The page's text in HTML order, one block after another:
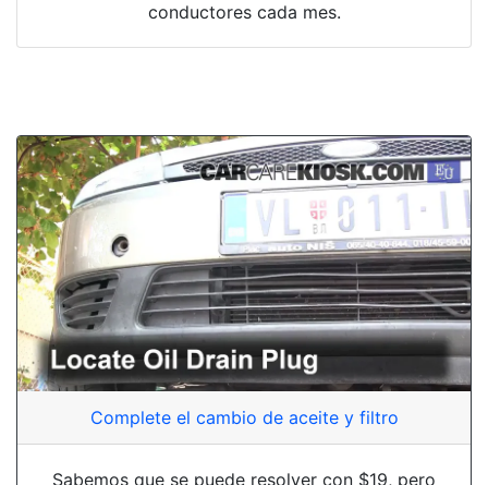
conductores cada mes.
Complete el cambio de aceite y filtro
Sabemos que se puede resolver con $19, pero